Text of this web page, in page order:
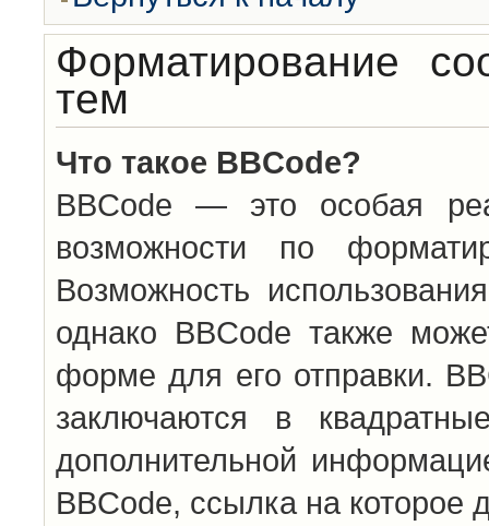
Форматирование
тем
Что такое BBCode?
BBCode — это особая
возможности по
Возможность
однако BBCode также
форме для его отправки.
заключаются в
дополнительной
BBCode, ссылка на